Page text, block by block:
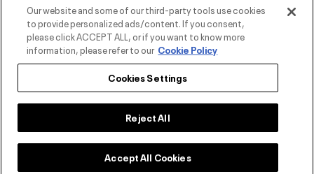
حول أندر آرمر
أندر آرمر على الشبكات الاجتماعية
Our website and some of our third-party tools use cookies
to provide personalized ads/content. If you consent,
please click ACCEPT ALL, or if you want to know more
information, please refer to our Cookie Policy
Cookies Settings
Reject All
Accept All Cookies